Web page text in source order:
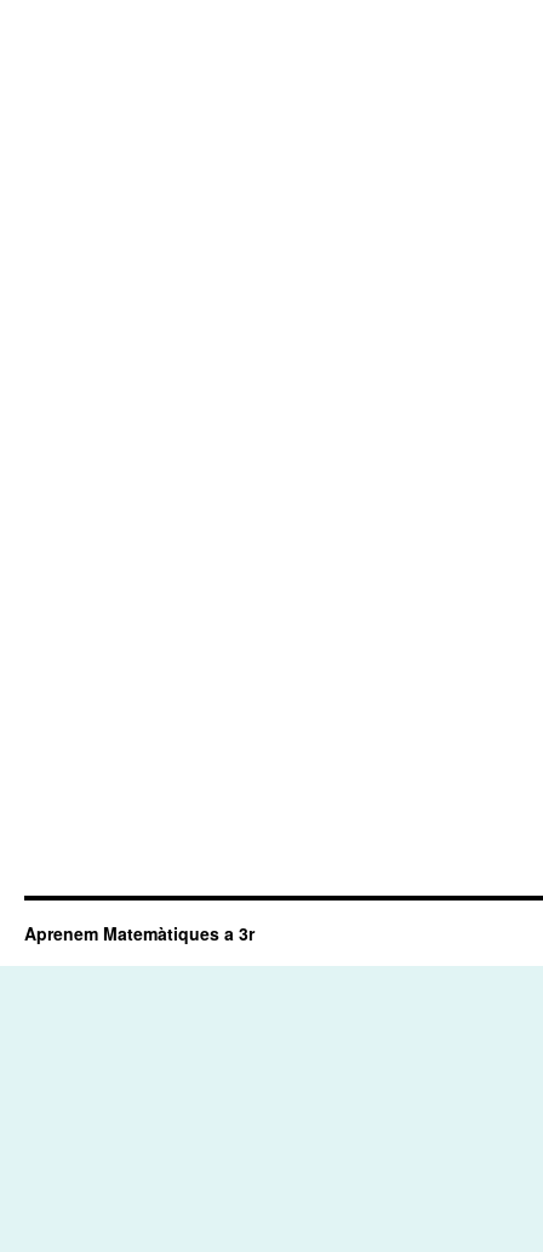
Aprenem Matemàtiques a 3r